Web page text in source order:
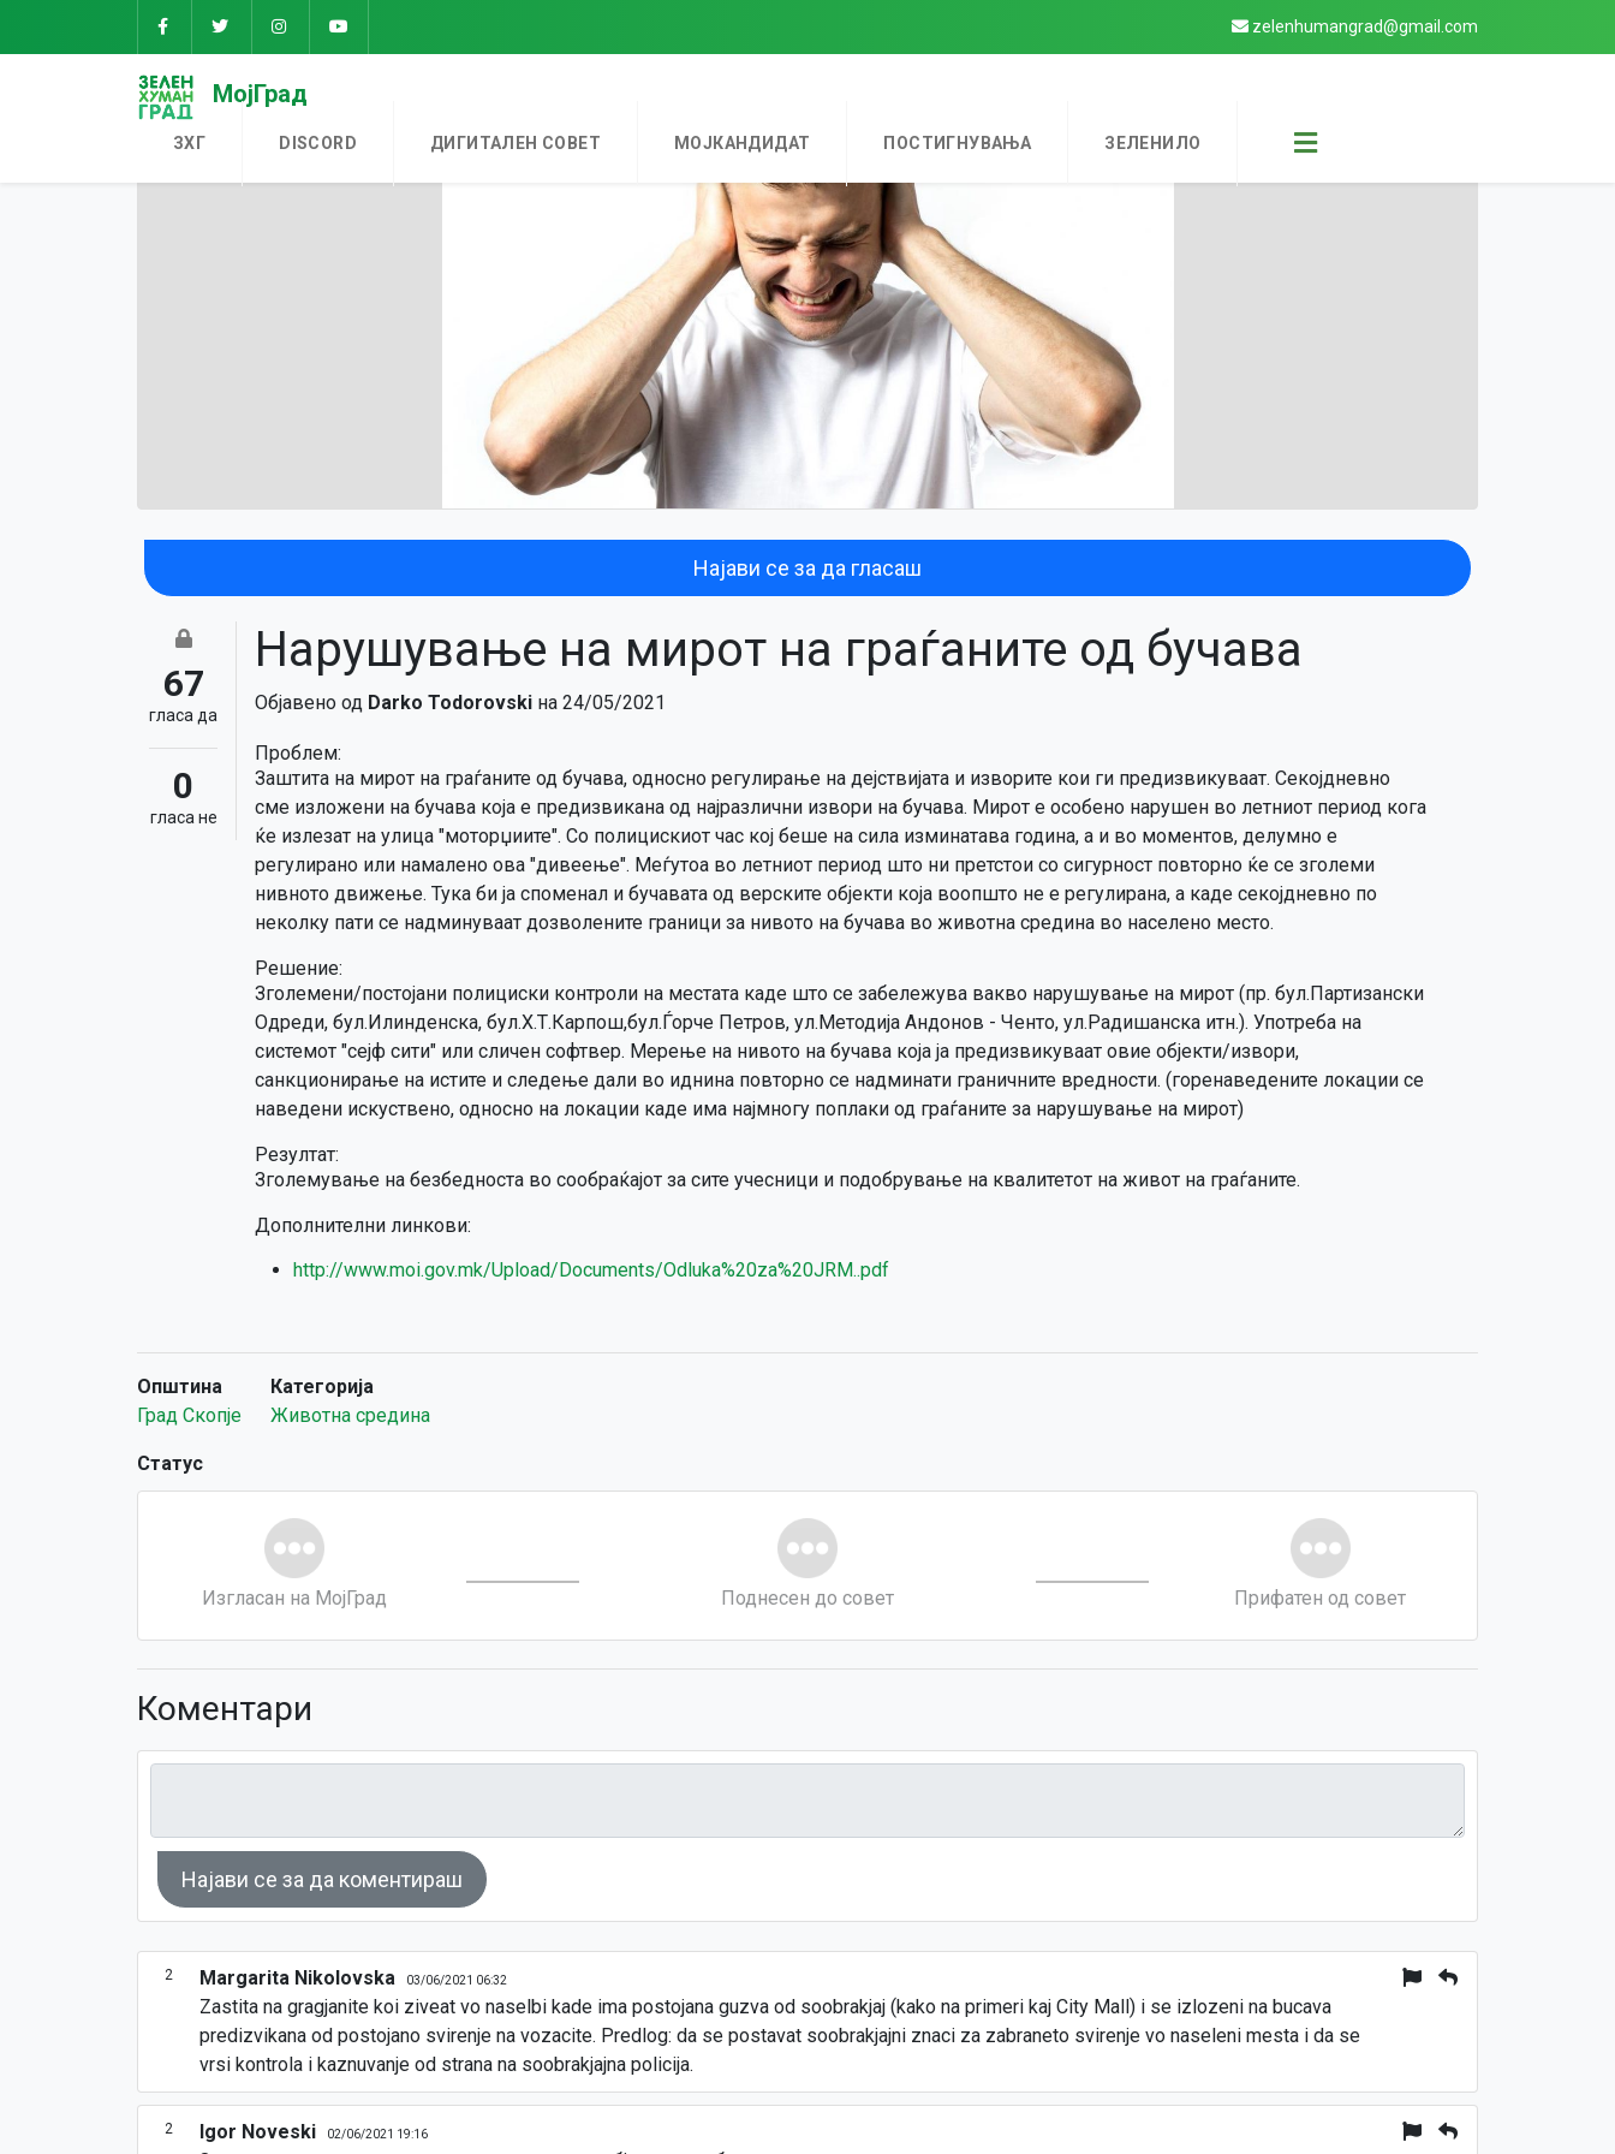
zelenhumangrad@gmail.com
МојГрад
ЗХГ DISCORD ДИГИТАЛЕН СОВЕТ МОЈКАНДИДАТ ПОСТИГНУВАЊА ЗЕЛЕНИЛО
Најави се за да гласаш
67
гласa да
0
гласa не
Нарушување на мирот на граѓаните од бучава
Објавено од Darko Todorovski на 24/05/2021
Проблем:
Заштита на мирот на граѓаните од бучава, односно регулирање на дејствијата и изворите кои ги предизвикуваат. Секојдневно
сме изложени на бучава која е предизвикана од најразлични извори на бучава. Мирот е особено нарушен во летниот период кога
ќе излезат на улица "моторџиите". Со полицискиот час кој беше на сила изминатава година, а и во моментов, делумно е
регулирано или намалено ова "дивеење". Меѓутоа во летниот период што ни претстои со сигурност повторно ќе се зголеми
нивното движење. Тука би ја споменал и бучавата од верските објекти која воопшто не е регулирана, а каде секојдневно по
неколку пати се надминуваат дозволените граници за нивото на бучава во животна средина во населено место.
Решение:
Зголемени/постојани полициски контроли на местата каде што се забележува вакво нарушување на мирот (пр. бул.Партизански
Одреди, бул.Илинденска, бул.Х.Т.Карпош,бул.Ѓорче Петров, ул.Методија Андонов - Ченто, ул.Радишанска итн.). Употреба на
системот "сејф сити" или сличен софтвер. Мерење на нивото на бучава која ја предизвикуваат овие објекти/извори,
санкционирање на истите и следење дали во иднина повторно се надминати граничните вредности. (горенаведените локации се
наведени искуствено, односно на локации каде има најмногу поплаки од граѓаните за нарушување на мирот)
Резултат:
Зголемување на безбедноста во сообраќајот за сите учесници и подобрување на квалитетот на живот на граѓаните.
Дополнителни линкови:
http://www.moi.gov.mk/Upload/Documents/Odluka%20za%20JRM..pdf
Општина
Град Скопје
Категорија
Животна средина
Статус
Изгласан на МојГрад Поднесен до совет Прифатен од совет
Коментари
Најави се за да коментираш
2 Margarita Nikolovska 03/06/2021 06:32
Zastita na gragjanite koi ziveat vo naselbi kade ima postojana guzva od soobrakjaj (kako na primeri kaj City Mall) i se izlozeni na bucava
predizvikana od postojano svirenje na vozacite. Predlog: da se postavat soobrakjajni znaci za zabraneto svirenje vo naseleni mesta i da se
vrsi kontrola i kaznuvanje od strana na soobrakjajna policija.
2 Igor Noveski 02/06/2021 19:16